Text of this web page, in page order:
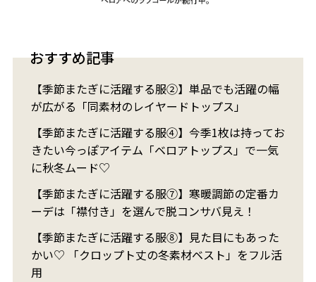
おすすめ記事
【季節またぎに活躍する服②】単品でも活躍の幅
が広がる「同素材のレイヤードトップス」
【季節またぎに活躍する服④】今季1枚は持ってお
きたい今っぽアイテム「ベロアトップス」で一気
に秋冬ムード♡
【季節またぎに活躍する服⑦】寒暖調節の定番カ
ーデは「襟付き」を選んで脱コンサバ見え！
【季節またぎに活躍する服⑧】見た目にもあった
かい♡ 「クロップト丈の冬素材ベスト」をフル活
用